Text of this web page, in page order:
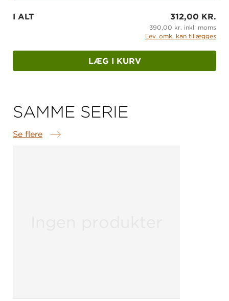
I ALT 312,00 KR.
390,00 kr. inkl. moms
Lev. omk. kan tillægges
LÆG I KURV
SAMME SERIE
Se flere
Samme serie